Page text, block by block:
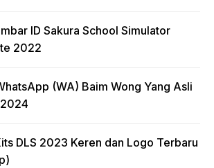
ID Sakura School Simulator
2022
(WA) Baim Wong Yang Asli
DLS 2023 Keren dan Logo Terbaru